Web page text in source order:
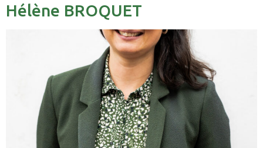
Hélène BROQUET